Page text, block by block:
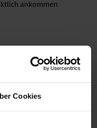
Cookies
ankommen
Inklusive
Risiko.